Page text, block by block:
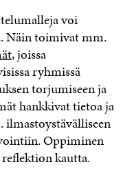
voi
Näin toimivat mm.
, joissa
ryhmissä
torjumiseen ja
hankkivat tietoa ja
Oppiminen
kautta.